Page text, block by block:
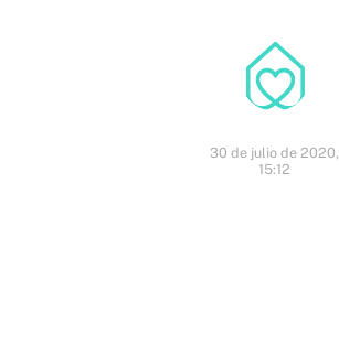
30 de julio de 2020,
15:12